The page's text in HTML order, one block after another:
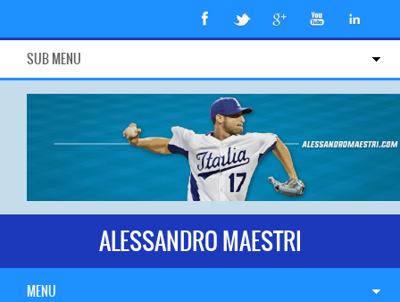
SUB MENU
ALESSANDRO MAESTRI
MENU